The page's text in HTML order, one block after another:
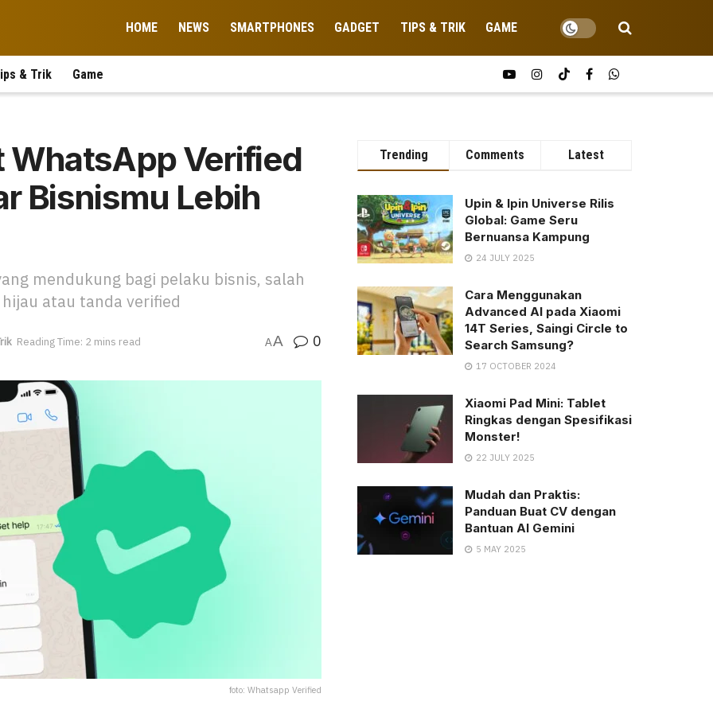
HOME NEWS SMARTPHONES GADGET TIPS & TRIK GAME
& Trik Game
Verified
Bisnismu Lebih
mendukung bagi pelaku bisnis, salah
atau tanda verified
Reading Time: 2 mins read AA 0
foto: Whatsapp Verified
Trending Comments Latest
Upin & Ipin Universe Rilis
Global: Game Seru
Bernuansa Kampung
24 JULY 2025
Cara Menggunakan
Advanced AI pada Xiaomi
14T Series, Saingi Circle to
Search Samsung?
17 OCTOBER 2024
Xiaomi Pad Mini: Tablet
Ringkas dengan Spesifikasi
Monster!
22 JULY 2025
Mudah dan Praktis:
Panduan Buat CV dengan
Bantuan AI Gemini
5 MAY 2025